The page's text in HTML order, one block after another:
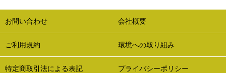
お問い合わせ 会社概要
ご利用規約 環境への取り組み
特定商取引法による表記 プライバシーポリシー